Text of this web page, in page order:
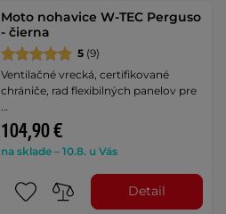
Moto nohavice W-TEC Perguso
- čierna
5 (9)
Ventilačné vrecká, certifikované
chrániče, rad flexibilných panelov pre
104,90 €
na sklade – 10.8. u Vás
Detail